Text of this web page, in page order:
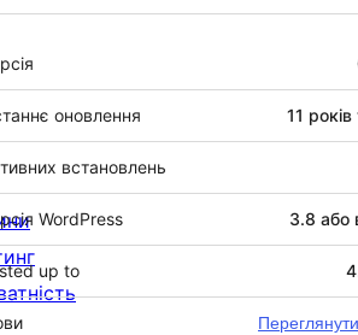
оновлення 11 років
встановлень
WordPress 3.8 або
up to